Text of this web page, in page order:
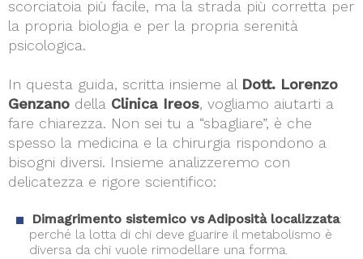
scorciatoia più facile, ma la strada più corretta per
la propria biologia e per la propria serenità
psicologica.
In questa guida, scritta insieme al Dott. Lorenzo
Genzano della Clinica Ireos, vogliamo aiutarti a
fare chiarezza. Non sei tu a “sbagliare”, è che
spesso la medicina e la chirurgia rispondono a
bisogni diversi. Insieme analizzeremo con
delicatezza e rigore scientifico:
Dimagrimento sistemico vs Adiposità localizzata:
perché la lotta di chi deve guarire il metabolismo è
diversa da chi vuole rimodellare una forma.